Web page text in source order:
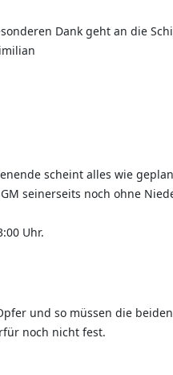
Dank geht an die
scheint alles wie
seinerseits noch ohne
Uhr.
und so müssen die
noch nicht fest.